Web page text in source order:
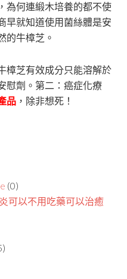
為何連緞木培養的都不使
早就知道使用菌絲體是安
的牛樟芝。
樟芝有效成分只能溶解於
慰劑。第二：癌症化療
品 ，除非想死！
(0)
可以不用吃藥可以治癒